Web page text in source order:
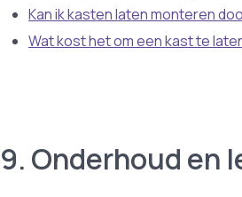
Kan ik kasten laten monteren
Wat kost het om een kast te
9. Onderhoud en